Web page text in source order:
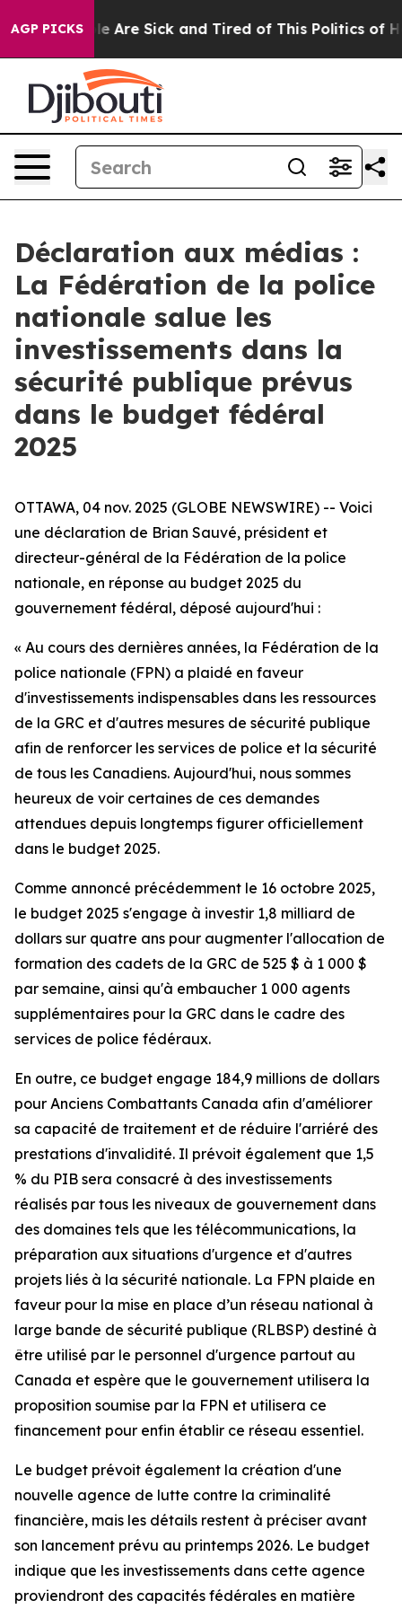
AGP PICKS
“People Are Sick and Tired of This Politics of
Déclaration aux médias :
La Fédération de la police
nationale salue les
investissements dans la
sécurité publique prévus
dans le budget fédéral
2025
OTTAWA, 04 nov. 2025 (GLOBE NEWSWIRE) -- Voici
une déclaration de Brian Sauvé, président et
directeur-général de la Fédération de la police
nationale, en réponse au budget 2025 du
gouvernement fédéral, déposé aujourd'hui :
« Au cours des dernières années, la Fédération de la
police nationale (FPN) a plaidé en faveur
d'investissements indispensables dans les ressources
de la GRC et d'autres mesures de sécurité publique
afin de renforcer les services de police et la sécurité
de tous les Canadiens. Aujourd'hui, nous sommes
heureux de voir certaines de ces demandes
attendues depuis longtemps figurer officiellement
dans le budget 2025.
Comme annoncé précédemment le 16 octobre 2025,
le budget 2025 s'engage à investir 1,8 milliard de
dollars sur quatre ans pour augmenter l'allocation de
formation des cadets de la GRC de 525 $ à 1 000 $
par semaine, ainsi qu'à embaucher 1 000 agents
supplémentaires pour la GRC dans le cadre des
services de police fédéraux.
En outre, ce budget engage 184,9 millions de dollars
pour Anciens Combattants Canada afin d'améliorer
sa capacité de traitement et de réduire l'arriéré des
prestations d'invalidité. Il prévoit également que 1,5
% du PIB sera consacré à des investissements
réalisés par tous les niveaux de gouvernement dans
des domaines tels que les télécommunications, la
préparation aux situations d'urgence et d'autres
projets liés à la sécurité nationale. La FPN plaide en
faveur pour la mise en place d’un réseau national à
large bande de sécurité publique (RLBSP) destiné à
être utilisé par le personnel d'urgence partout au
Canada et espère que le gouvernement utilisera la
proposition soumise par la FPN et utilisera ce
financement pour enfin établir ce réseau essentiel.
Le budget prévoit également la création d'une
nouvelle agence de lutte contre la criminalité
financière, mais les détails restent à préciser avant
son lancement prévu au printemps 2026. Le budget
indique que les investissements dans cette agence
proviendront des capacités fédérales en matière